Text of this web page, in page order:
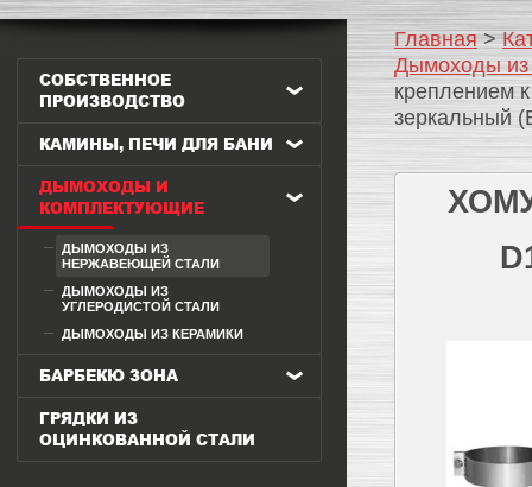
Главная>
Дымоходы
креплением
зеркальный
СОБСТВЕННОЕ
ПРОИЗВОДСТВО
КАМИНЫ, ПЕЧИ ДЛЯ БАНИ
ДЫМОХОДЫ И
КОМПЛЕКТУЮЩИЕ
ДЫМОХОДЫ ИЗ
НЕРЖАВЕЮЩЕЙ СТАЛИ
ДЫМОХОДЫ ИЗ
УГЛЕРОДИСТОЙ СТАЛИ
ДЫМОХОДЫ ИЗ КЕРАМИКИ
БАРБЕКЮ ЗОНА
ГРЯДКИ ИЗ
ОЦИНКОВАННОЙ СТАЛИ